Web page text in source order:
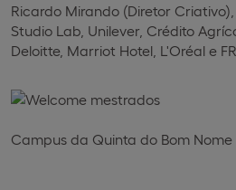
Ricardo Mirando (Diretor Criativo),
Studio Lab, Unilever, Crédito
Deloitte, Marriot Hotel, L'Oréal e
Campus da Quinta do Bom Nome